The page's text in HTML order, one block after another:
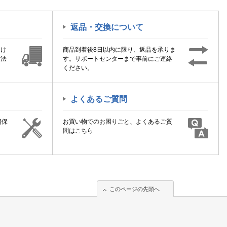
返品・交換について
商品到着後8日以内に限り、返品を承りま
す。サポートセンターまで事前にご連絡
ください。
保
よくあるご質問
お買い物でのお困りごと、よくあるご質
問はこちら
このページの先頭へ
このページの先頭へ